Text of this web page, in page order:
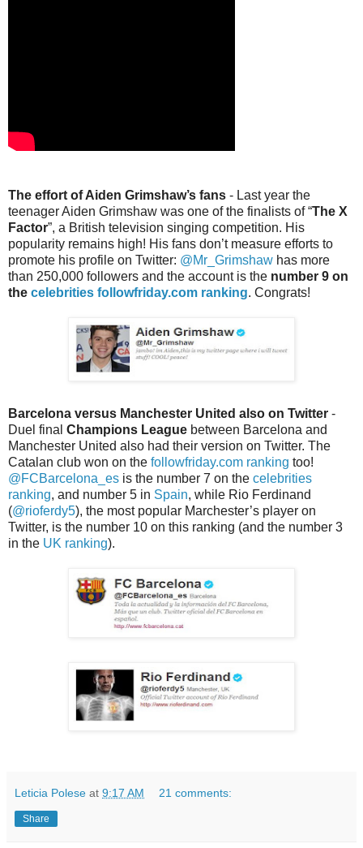
The effort of Aiden Grimshaw’s fans - Last year the
teenager Aiden Grimshaw was one of the finalists of “The X
Factor”, a British television singing competition. His
popularity remains high! His fans don’t measure efforts to
promote his profile on Twitter: @Mr_Grimshaw has more
than 250,000 followers and the account is the number 9 on
the celebrities followfriday.com ranking. Congrats!
Barcelona versus Manchester United also on Twitter -
Duel final Champions League between Barcelona and
Manchester United also had their version on Twitter. The
Catalan club won on the followfriday.com ranking too!
@FCBarcelona_es is the number 7 on the celebrities
ranking, and number 5 in Spain, while Rio Ferdinand
(@rioferdy5), the most popular Marchester’s player on
Twitter, is the number 10 on this ranking (and the number 3
in the UK ranking).
Leticia Polese at 9:17 AM 21 comments:
Share